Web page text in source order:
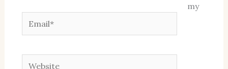
Website
my